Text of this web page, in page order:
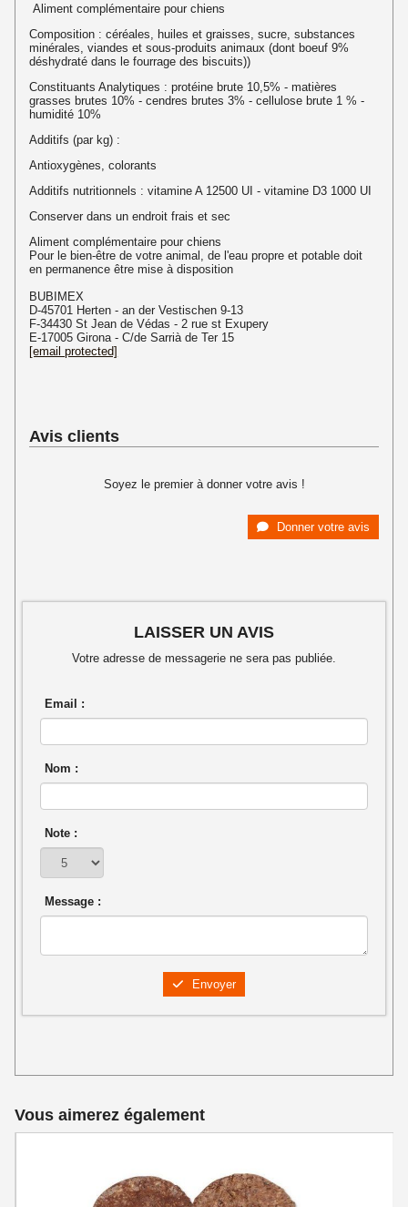
Aliment complémentaire pour chiens
Composition : céréales, huiles et graisses, sucre, substances
minérales, viandes et sous-produits animaux (dont boeuf 9%
déshydraté dans le fourrage des biscuits))
Constituants Analytiques : protéine brute 10,5% - matières
grasses brutes 10% - cendres brutes 3% - cellulose brute 1 % -
humidité 10%
Additifs (par kg) :
Antioxygènes, colorants
Additifs nutritionnels : vitamine A 12500 UI - vitamine D3 1000 UI
Conserver dans un endroit frais et sec
Aliment complémentaire pour chiens
Pour le bien-être de votre animal, de l'eau propre et potable doit
en permanence être mise à disposition
BUBIMEX
D-45701 Herten - an der Vestischen 9-13
F-34430 St Jean de Védas - 2 rue st Exupery
E-17005 Girona - C/de Sarrià de Ter 15
[email protected]
Avis clients
Soyez le premier à donner votre avis !
Donner votre avis
LAISSER UN AVIS
Votre adresse de messagerie ne sera pas publiée.
Email :
Nom :
Note :
Message :
Envoyer
Vous aimerez également